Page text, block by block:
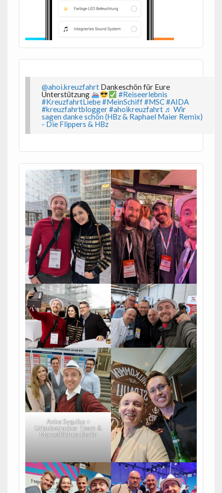
@ahoi.kreuzfahrt Dankeschön für Eure
Unterstützung
#Reiseerlebnis
#KreuzfahrtLiebe#MeinSchiff#MSC#AIDA
#kreuzfahrtblogger#ahoikreuzfahrt ♬ Wir
sagen danke schön (HBz & Raphael Maier Remix)
- Die Flippers & HBz
Anke Sygulka +
Urlaubstracker Team &
MarcelRichter.Berlin